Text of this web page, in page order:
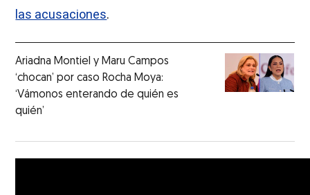
las acusaciones.
Ariadna Montiel y Maru Campos
‘chocan’ por caso Rocha Moya:
‘Vámonos enterando de quién es
quién’